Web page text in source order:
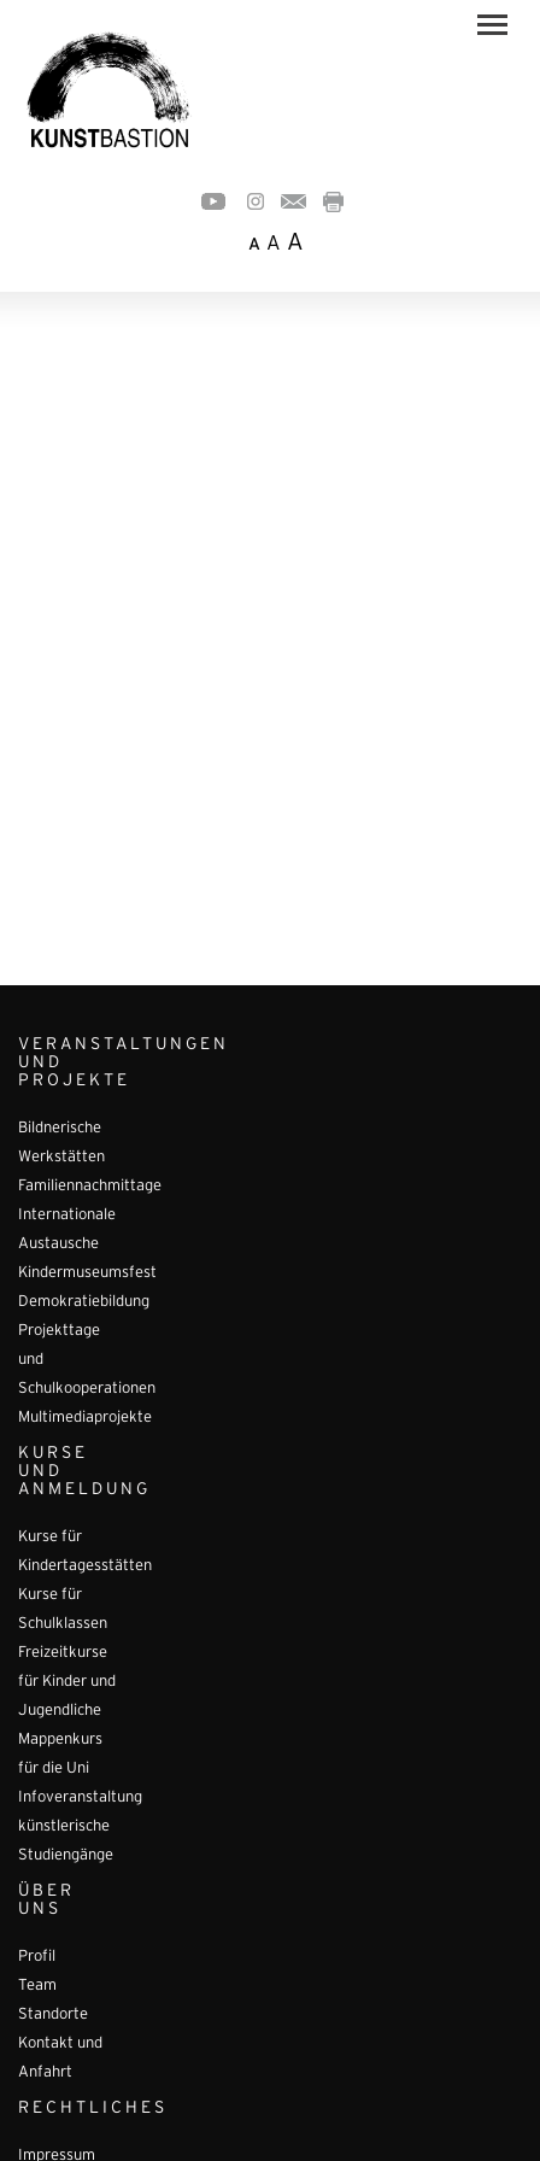
A A A
VERANSTALTUNGEN
UND
PROJEKTE
Bildnerische
Werkstätten
Familiennachmittage
Internationale
Austausche
Kindermuseumsfest
Demokratiebildung
Projekttage
und
Schulkooperationen
Multimediaprojekte
KURSE
UND
ANMELDUNG
Kurse für
Kindertagesstätten
Kurse für
Schulklassen
Freizeitkurse
für Kinder und
Jugendliche
Mappenkurs
für die Uni
Infoveranstaltung
künstlerische
Studiengänge
ÜBER
UNS
Profil
Team
Standorte
Kontakt und
Anfahrt
RECHTLICHES
Impressum